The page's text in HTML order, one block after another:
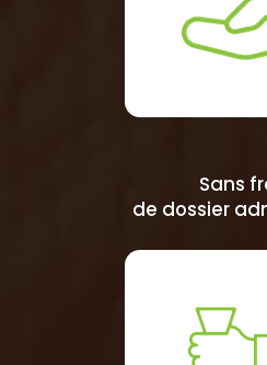
Sans
de dossier